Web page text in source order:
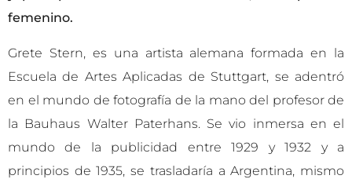
femenino.
Grete Stern, es una artista alemana formada en la
Escuela de Artes Aplicadas de Stuttgart, se adentró
en el mundo de fotografía de la mano del profesor de
la Bauhaus Walter Paterhans. Se vio inmersa en el
mundo de la publicidad entre 1929 y 1932 y a
principios de 1935, se trasladaría a Argentina, mismo